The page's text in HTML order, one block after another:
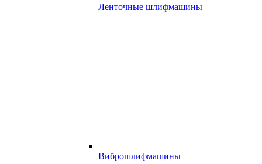
Ленточные шлифмашины
Виброшлифмашины